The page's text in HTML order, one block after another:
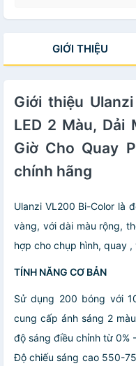
GIỚI THIỆU
Giới thiệu
LED 2 Màu, Dải
Giờ Cho Quay
chính hãng
Ulanzi VL200 Bi-Color là
vàng, với dài màu rộng,
hợp cho chụp hình, quay
TÍNH NĂNG CƠ BẢN
Sử dụng 200 bóng với
cung cấp ánh sáng 2
độ sáng điều chỉnh từ 0%
Độ chiếu sáng cao 550-